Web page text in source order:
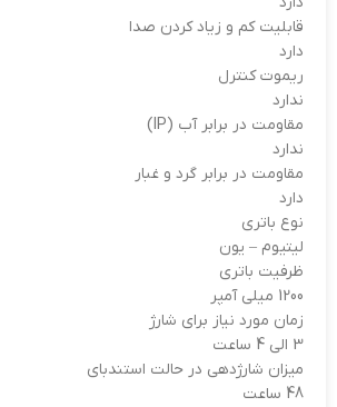
قابلیت کم و زیاد کردن صدا
دارد
ریموت کنترل
ندارد
مقاومت در برابر آب (IP)
ندارد
مقاومت در برابر گرد و غبار
دارد
نوع باتری
لیتیوم – یون
ظرفیت باتری
1200 میلی آمپر
زمان مورد نیاز برای شارژ
3 الی 4 ساعت
میزان شارژدهی در حالت استندبای
48 ساعت